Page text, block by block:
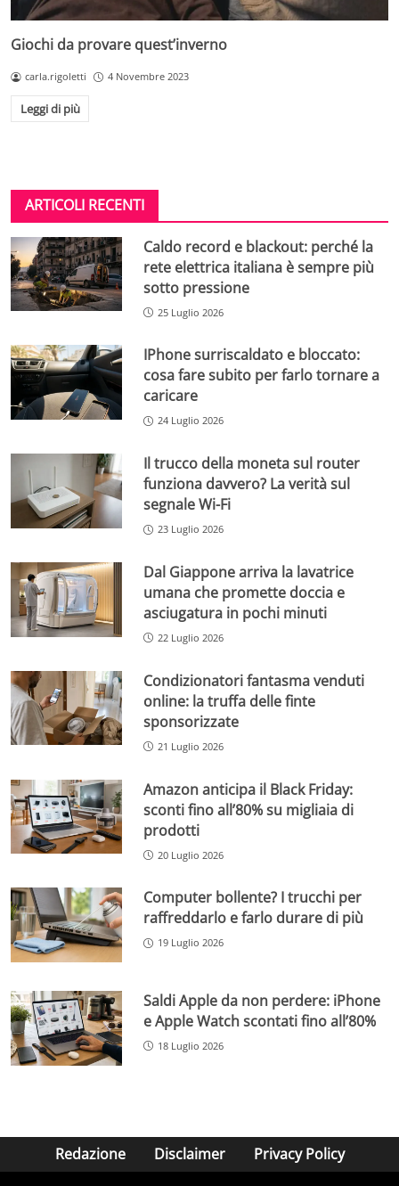
Giochi da provare quest’inverno
carla.rigoletti 4 Novembre 2023
Leggi di più
ARTICOLI RECENTI
Caldo record e blackout: perché la
rete elettrica italiana è sempre più
sotto pressione
25 Luglio 2026
IPhone surriscaldato e bloccato:
cosa fare subito per farlo tornare a
caricare
24 Luglio 2026
Il trucco della moneta sul router
funziona davvero? La verità sul
segnale Wi-Fi
23 Luglio 2026
Dal Giappone arriva la lavatrice
umana che promette doccia e
asciugatura in pochi minuti
22 Luglio 2026
Condizionatori fantasma venduti
online: la truffa delle finte
sponsorizzate
21 Luglio 2026
Amazon anticipa il Black Friday:
sconti fino all’80% su migliaia di
prodotti
20 Luglio 2026
Computer bollente? I trucchi per
raffreddarlo e farlo durare di più
19 Luglio 2026
Saldi Apple da non perdere: iPhone
e Apple Watch scontati fino all’80%
18 Luglio 2026
Redazione Disclaimer Privacy Policy